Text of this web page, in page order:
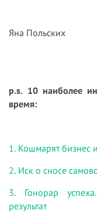
Яна Польских
p.s. 10 наиболее
время:
1. Кошмарят бизнес
2. Иск о сносе
3. Гонорар
результат